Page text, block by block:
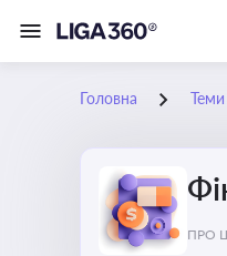
Головна Теми
ПРО